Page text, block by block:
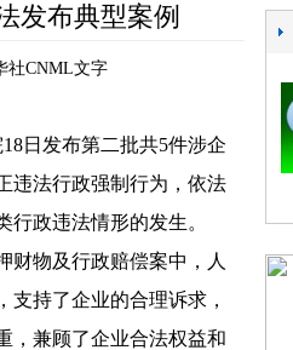
发布典型案例
社CNML文字
日发布第二批共5件涉企
违法行政强制行为，依法
政违法情形的发生。
物及行政赔偿案中，人
支持了企业的合理诉求，
，兼顾了企业合法权益和